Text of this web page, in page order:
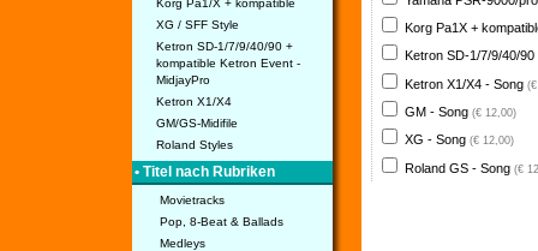
Korg Pa1/X + kompatible
XG / SFF Style
Ketron SD-1/7/9/40/90 +
kompatible Ketron Event -
MidjayPro
Ketron X1/X4
GM/GS-Midifile
Roland Styles
• Titel nach Rubriken
Movietracks
Pop, 8-Beat & Ballads
Medleys
Korg Pa1X +
Ketron SD-1/7/9/40/
Ketron X1/X4 - Song
GM - Song (€ 12,00)
XG - Song (€ 12,00)
Roland GS - Song (€